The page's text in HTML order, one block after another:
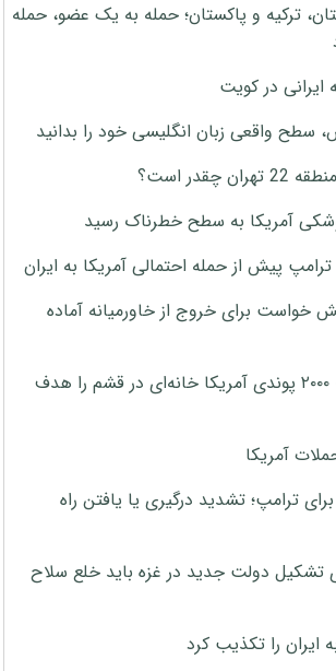
ترکیه و پاکستان؛ حمله به یک عضو، حمله
ایرانی در کویت
سطح واقعی زبان انگلیسی خود را بدانید
است؟
آمریکا به سطح خطرناک رسید
پیش از حمله احتمالی آمریکا به ایران
خواست برای خروج از خاورمیانه آماده
نیویورک‌تایمز: بمب ۲۰۰۰ پوندی آمریکا خانه‌ای در قشم را هدف
آمریکا
ترامپ؛ تشدید درگیری یا یافتن راه
تشکیل دولت جدید در غزه باید خلع سلاح
ایران را تکذیب کرد